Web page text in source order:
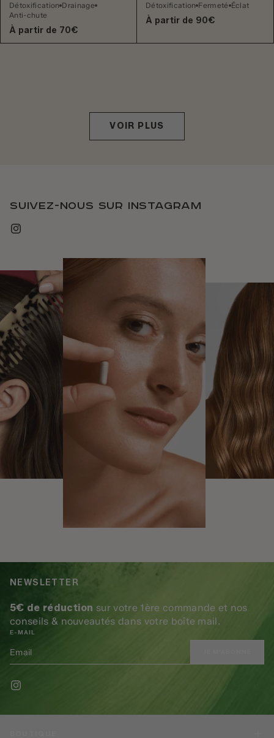
Détoxification Drainage
Anti-chute
À partir de 70€
Détoxification Fermeté Éclat
À partir de 90€
VOIR PLUS
Suivez-nous sur instagram
NEWSLETTER
5€ de réduction sur votre 1ère commande et nos
conseils & nouveautés dans votre boîte mail.
E-MAIL